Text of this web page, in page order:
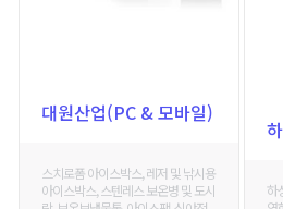
대원산업(PC & 모바일)
스치로폼 아이스박스, 레저 및 낚시용
아이스박스, 스텐레스 보온병 및 도시
하